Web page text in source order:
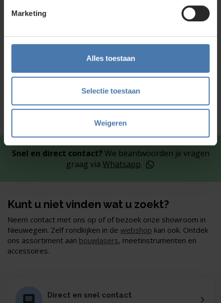
Marketing
Alles toestaan
Selectie toestaan
Weigeren
665,00.
prijs
is:
Snel en direct contact? We beantwoorden je vragen
graag via Whatsapp.
Kunt u niet vinden wat u zoekt?
Neem contact met ons op of of bezoek onze showroom in
Nieuwegein. Zelf rondkijken in de webshop kan ook. Ontdek
ons assortiment aan bouwlasers, meetinstrumenten en
accessoires.
Direct en snel contact